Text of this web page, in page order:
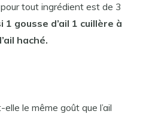
tout ingrédient est de 3
gousse d’ail 1 cuillère à
haché.
le même goût que l’ail